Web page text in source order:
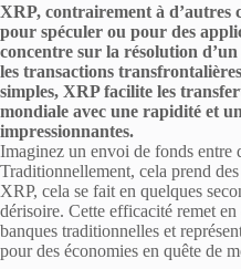
XRP, contrairement à d’autres
pour spéculer ou pour des
concentre sur la résolution
les transactions
simples, XRP facilite les
mondiale avec une rapidité et
impressionnantes.
Imaginez un envoi de fonds entre
Traditionnellement, cela prend
XRP, cela se fait en quelques
dérisoire. Cette efficacité remet
banques traditionnelles et
pour des économies en quête de